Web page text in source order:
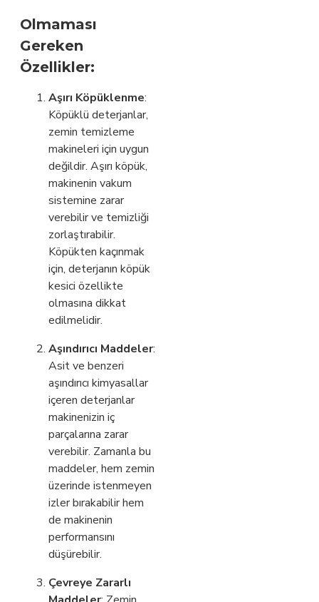
Olmaması
Gereken
Özellikler:
Aşırı Köpüklenme:
Köpüklü deterjanlar,
zemin temizleme
makineleri için uygun
değildir. Aşırı köpük,
makinenin vakum
sistemine zarar
verebilir ve temizliği
zorlaştırabilir.
Köpükten kaçınmak
için, deterjanın köpük
kesici özellikte
olmasına dikkat
edilmelidir.
Aşındırıcı Maddeler:
Asit ve benzeri
aşındırıcı kimyasallar
içeren deterjanlar
makinenizin iç
parçalarına zarar
verebilir. Zamanla bu
maddeler, hem zemin
üzerinde istenmeyen
izler bırakabilir hem
de makinenin
performansını
düşürebilir.
Çevreye Zararlı